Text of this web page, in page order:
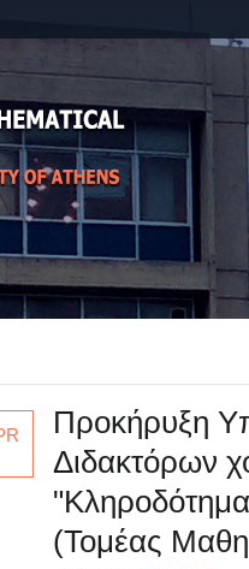
Προκήρυξη
Διδακτόρων
(Τομέας